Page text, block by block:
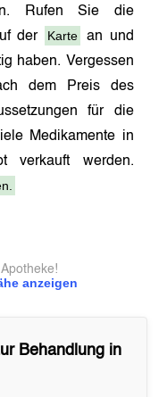
Rufen Sie die
der
Karte
an und
haben. Vergessen
dem Preis des
für die
Medikamente in
verkauft werden.
anzeigen
Behandlung in